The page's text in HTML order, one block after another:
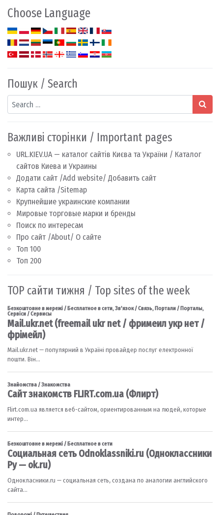
Choose Language
Пошук / Search
Search
Важливі сторінки / Important pages
URL.KIEV.UA — каталог сайтів Києва та України / Каталог
сайтов Киева и Украины
Додати сайт /Add website/ Добавить сайт
Карта сайта /Sitemap
Крупнейшие украинские компании
Мировые торговые марки и бренды
Поиск по интересам
Про сайт /About/ О сайте
Топ 100
Топ 200
TOP сайти тижня / Top sites of the week